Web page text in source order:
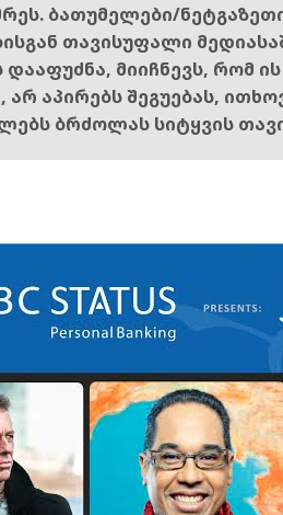
ბათუმელები/
თავისუფალი
დააფუძნა, მიიჩნევს, რომ
არ აპირებს შეგუებას,
ბრძოლას სიტყვის